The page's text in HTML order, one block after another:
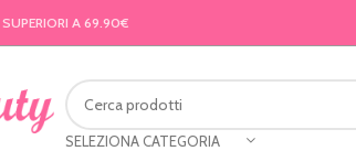
SUPERIORI A 69.90€
SELEZIONA CATEGORIA